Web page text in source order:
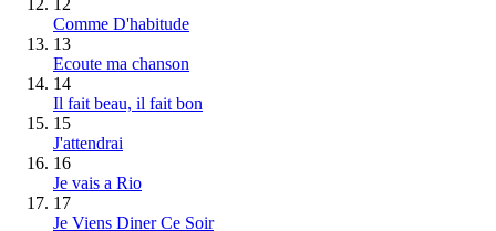
Comme D'habitude
13
Ecoute ma chanson
14
Il fait beau, il fait bon
15
J'attendrai
16
Je vais a Rio
17
Je Viens Diner Ce Soir